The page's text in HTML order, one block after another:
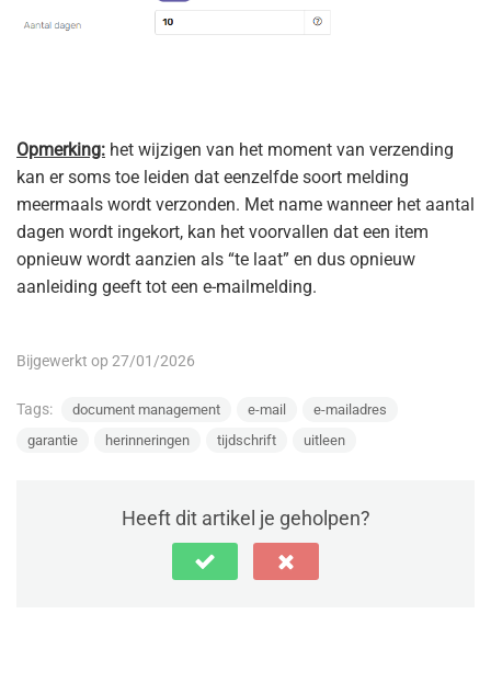
Opmerking: het wijzigen van het moment van verzending
kan er soms toe leiden dat eenzelfde soort melding
meermaals wordt verzonden. Met name wanneer het aantal
dagen wordt ingekort, kan het voorvallen dat een item
opnieuw wordt aanzien als “te laat” en dus opnieuw
aanleiding geeft tot een e-mailmelding.
Bijgewerkt op 27/01/2026
Tags: document management e-mail
e-mailadres
garantie
herinneringen tijdschrift uitleen
Heeft dit artikel je geholpen?